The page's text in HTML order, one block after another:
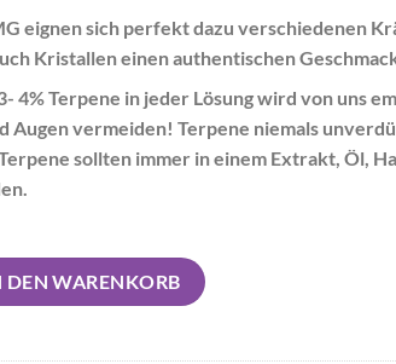
eignen sich perfekt dazu verschiedenen
Kristallen einen authentischen
4% Terpene in jeder Lösung wird von uns
Augen vermeiden! Terpene niemals
sollten immer in einem Extrakt, Öl,
Trainwreck Menge
DEN WARENKORB